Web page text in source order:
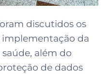
discutidos os
implementação da
além do
de dados